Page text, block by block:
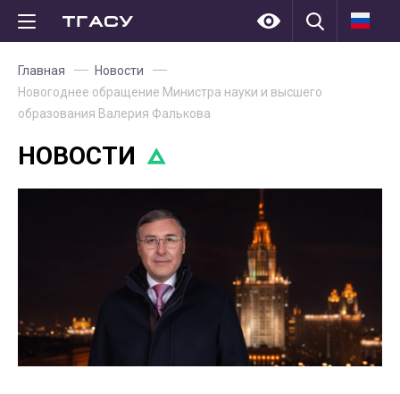
Главная
Новости
Новогоднее обращение Министра науки и высшего
образования Валерия Фалькова
НОВОСТИ